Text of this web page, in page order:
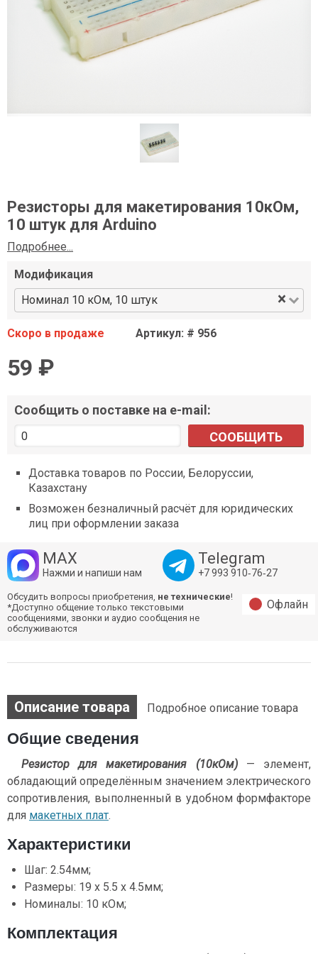
Резисторы для макетирования 10кОм,
10 штук для Arduino
Подробнее...
Модификация
Номинал 10 кОм, 10 штук
×
Скоро в продаже Артикул: # 956
59 ₽
Сообщить о поставке на e-mail:
СООБЩИТЬ
Доставка товаров по России, Белоруссии,
Казахстану
Возможен безналичный расчёт для юридических
лиц при оформлении заказа
MAX
Нажми и напиши нам
Telegram
+7 993 910‑76‑27
Обсудить вопросы приобретения, не технические!
*Доступно общение только текстовыми
сообщениями, звонки и аудио сообщения не
обслуживаются
Офлайн
Описание товара Подробное описание товара
Общие сведения
Резистор для макетирования (10кОм)— элемент,
обладающий определённым значением электрического
сопротивления, выполненный в удобном формфакторе
для макетных плат.
Характеристики
Шаг: 2.54мм;
Размеры: 19 х 5.5 х 4.5мм;
Номиналы: 10 кОм;
Комплектация